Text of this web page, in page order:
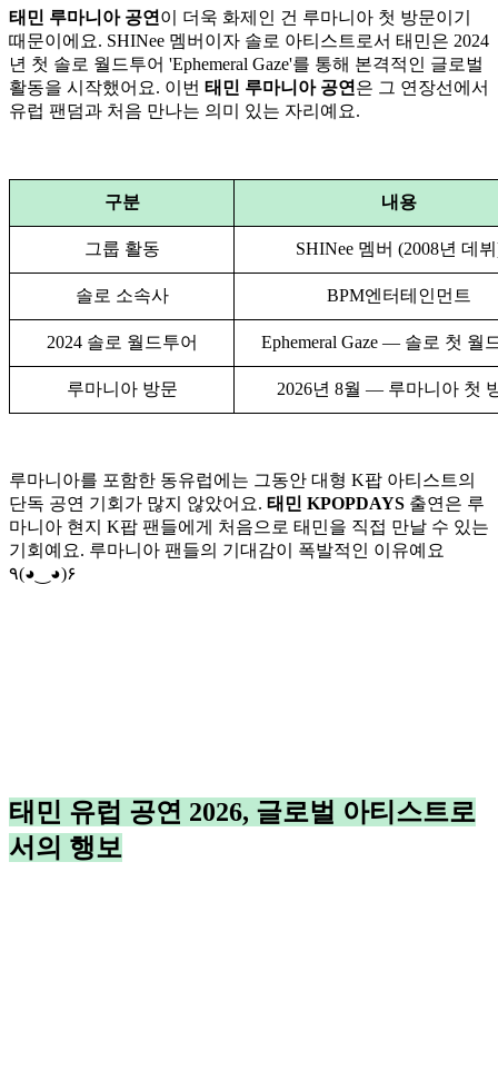
태민 루마니아 공연 이 더욱 화제인 건 루마니아 첫 방문이기
때문이에요. SHINee 멤버이자 솔로 아티스트로서 태민은 2024
년 첫 솔로 월드투어 'Ephemeral Gaze'를 통해 본격적인 글로벌
활동을 시작했어요. 이번 태민 루마니아 공연 은 그 연장선에서
유럽 팬덤과 처음 만나는 의미 있는 자리예요.
구분 내용
그룹 활동 SHINee 멤버 (2008년 데
솔로 소속사 BPM엔터테인먼트
2024 솔로 월드투어 Ephemeral Gaze — 솔로 첫 월
루마니아 방문 2026년 8월 — 루마니아 첫
루마니아를 포함한 동유럽에는 그동안 대형 K팝 아티스트의
단독 공연 기회가 많지 않았어요. 태민 KPOPDAYS 출연은 루
마니아 현지 K팝 팬들에게 처음으로 태민을 직접 만날 수 있는
기회예요. 루마니아 팬들의 기대감이 폭발적인 이유예요
٩(◕‿◕)۶
태민 유럽 공연 2026, 글로벌 아티스트로
서의 행보